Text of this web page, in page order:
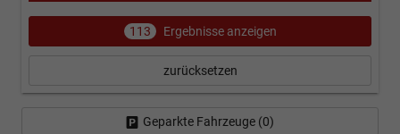
113 Ergebnisse anzeigen
zurücksetzen
Geparkte Fahrzeuge (0)